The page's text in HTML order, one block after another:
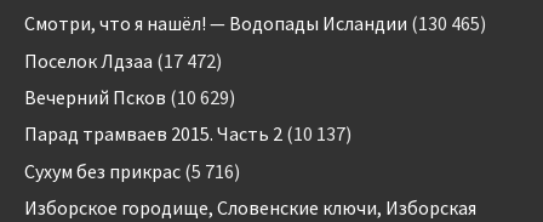
Смотри, что я нашёл! — Водопады Исландии (130 465)
Поселок Лдзаа (17 472)
Вечерний Псков (10 629)
Парад трамваев 2015. Часть 2 (10 137)
Сухум без прикрас (5 716)
Изборское городище, Словенские ключи, Изборская